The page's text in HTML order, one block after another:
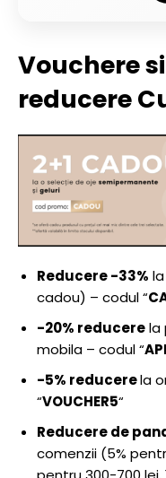
Vouchere
reducere
Reducere -33%
cadou) – codul “
-20% reducerela
mobila – codul “
-5% reducerela
“VOUCHER5“
Reducere de
comenzii (5%